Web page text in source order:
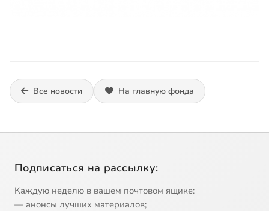
Все новости На главную фонда
Подписаться на рассылку:
Каждую неделю в вашем почтовом ящике:
— анонсы лучших материалов;